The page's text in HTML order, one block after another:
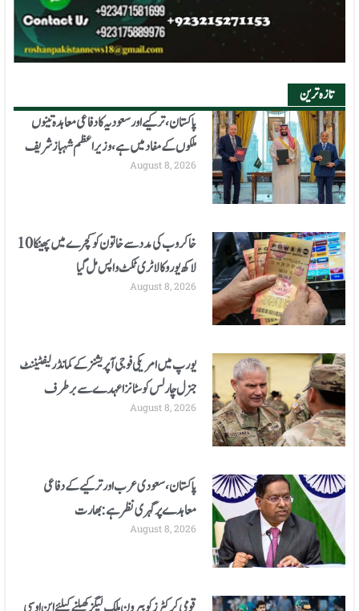
تازہ ترین
پاکستان، ترکیے اور سعودیہ کا دفاعی معاہدہ تینوں
ملکوں کےمفاد میں ہے، وزیراعظم شہبازشریف
August 8, 2026
خاکروب کی مدد سے خاتون کو کچرے میں پھینکا 10
لاکھ یورو کا لاٹری ٹکٹ واپس مل گیا
August 8, 2026
یورپ میں امریکی فوجی آپریشنز کے کمانڈر لیفٹیننٹ
جنرل چارلس کوسٹانزا عہدے سے برطرف
August 8, 2026
پاکستان، سعودی عرب اور ترکیے کے دفاعی
معاہدے پر گہری نظر ہے: بھارت
August 8, 2026